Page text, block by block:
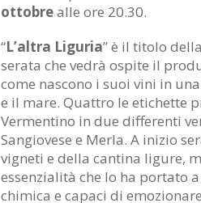
ottobrealle ore 20.30.
“L’altra Liguria” è il titolo della
serata che vedrà ospite il
come nascono i suoi vini in
e il mare. Quattro le etichette
Vermentino in due differenti
Sangiovese e Merla. A inizio
vigneti e della cantina ligure,
essenzialità che lo ha portato
chimica e capaci di